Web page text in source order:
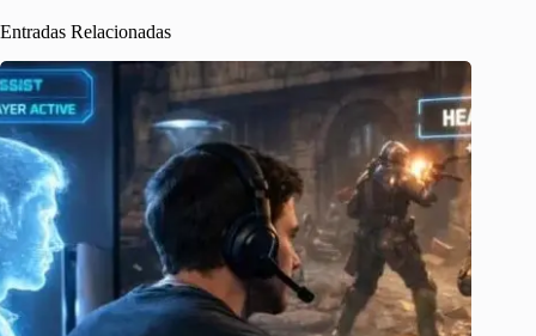
Entradas Relacionadas